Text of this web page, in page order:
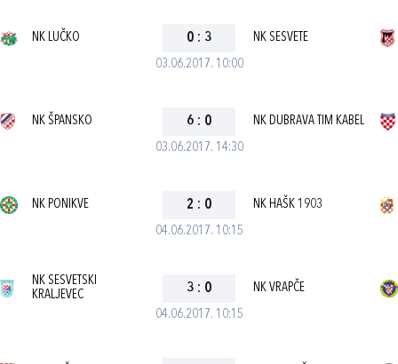
03.06.2017. 10:00
NK LUČKO 0 : 3 NK SESVETE
03.06.2017. 14:30
NK ŠPANSKO 6 : 0 NK DUBRAVA TIM KABEL
04.06.2017. 10:15
NK PONIKVE 2 : 0 NK HAŠK 1903
04.06.2017. 10:15
NK SESVETSKI
KRALJEVEC
3 : 0 NK VRAPČE